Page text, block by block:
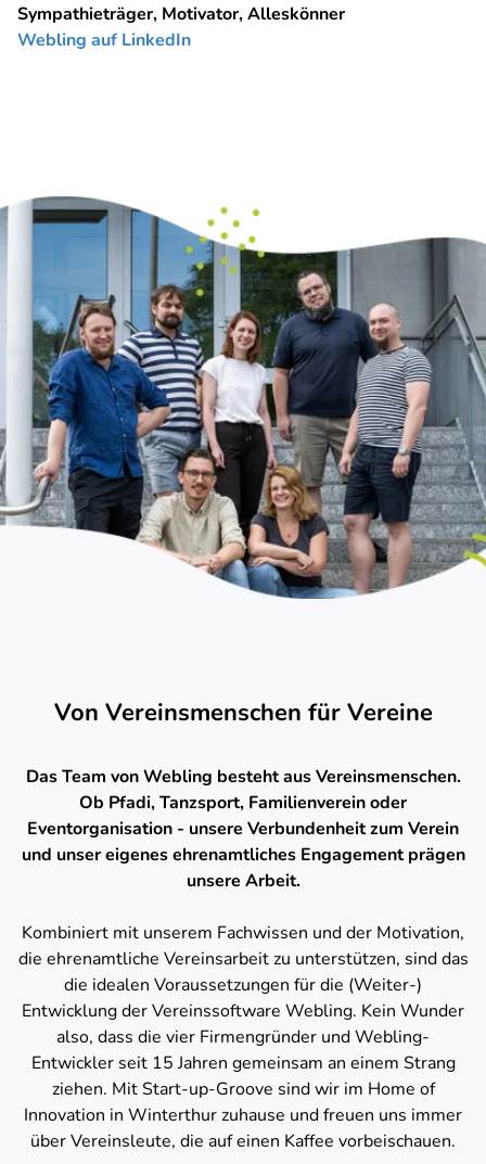
Sympathieträger, Motivator, Alleskönner
Webling auf LinkedIn
Von Vereinsmenschen für Vereine
Das Team von Webling besteht aus Vereinsmenschen.
Ob Pfadi, Tanzsport, Familienverein oder
Eventorganisation - unsere Verbundenheit zum Verein
und unser eigenes ehrenamtliches Engagement prägen
unsere Arbeit.
Kombiniert mit unserem Fachwissen und der Motivation,
die ehrenamtliche Vereinsarbeit zu unterstützen, sind das
die idealen Voraussetzungen für die (Weiter-)
Entwicklung der Vereinssoftware Webling. Kein Wunder
also, dass die vier Firmengründer und Webling-
Entwickler seit 15 Jahren gemeinsam an einem Strang
ziehen. Mit Start-up-Groove sind wir im Home of
Innovation in Winterthur zuhause und freuen uns immer
über Vereinsleute, die auf einen Kaffee vorbeischauen.